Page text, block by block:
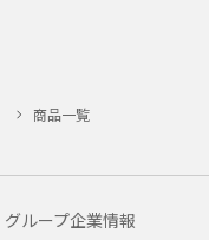
商品一覧
グループ企業情報